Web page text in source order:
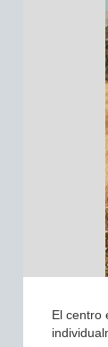
El centro